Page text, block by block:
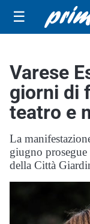
☰
Varese
giorni di
teatro e
La
giugno
della Città